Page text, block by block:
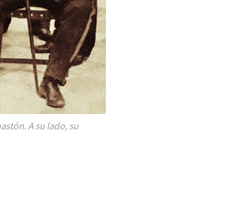
correo electrónico*
A su lado, su